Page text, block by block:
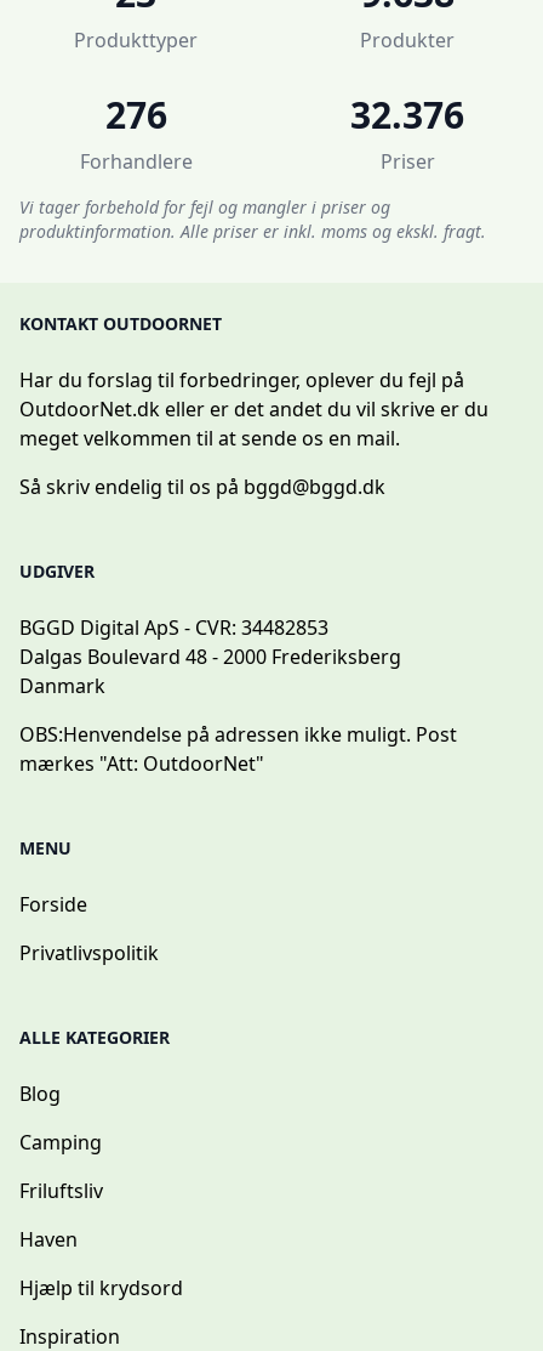
Produkttyper Produkter
276
Forhandlere
32.376
Priser
Vi tager forbehold for fejl og mangler i priser og
produktinformation. Alle priser er inkl. moms og ekskl. fragt.
KONTAKT OUTDOORNET
Har du forslag til forbedringer, oplever du fejl på
OutdoorNet.dk eller er det andet du vil skrive er du
meget velkommen til at sende os en mail.
Så skriv endelig til os på bggd@bggd.dk
UDGIVER
BGGD Digital ApS - CVR: 34482853
Dalgas Boulevard 48 - 2000 Frederiksberg
Danmark
OBS:Henvendelse på adressen ikke muligt. Post
mærkes "Att: OutdoorNet"
MENU
Forside
Privatlivspolitik
ALLE KATEGORIER
Blog
Camping
Friluftsliv
Haven
Hjælp til krydsord
Inspiration